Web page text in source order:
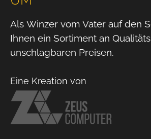
Als Winzer vom Vater auf den
Ihnen ein Sortiment an
unschlagbaren Preisen.
Eine Kreation von